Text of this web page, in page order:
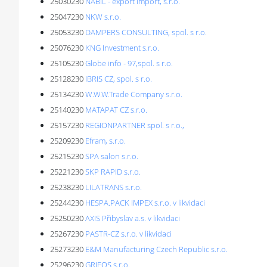
25047230 NKW s.r.o.
25053230 DAMPERS CONSULTING, spol. s r.o.
25076230 KNG Investment s.r.o.
25105230Globe info - 97,spol. s r.o.
25128230 IBRIS CZ, spol. s r.o.
25134230W.W.W.Trade Company s.r.o.
25140230 MATAPAT CZ s.r.o.
25157230 REGIONPARTNER spol. s r.o.,
25209230 Efram, s.r.o.
25215230SPA salon s.r.o.
25221230SKP RAPID s.r.o.
25238230 LILATRANS s.r.o.
25244230 HESPA.PACK IMPEX s.r.o. v likvidaci
25250230AXIS Přibyslav a.s. v likvidaci
25267230 PASTR-CZ s.r.o. v likvidaci
25273230 E&M Manufacturing Czech Republic s.r.o.
25296230GRIFOS s.r.o.